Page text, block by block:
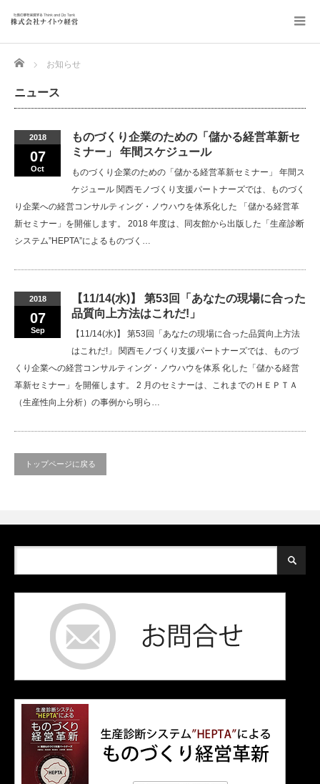
Home お知らせ
ニュース
2018
07
Oct
ものづくり企業のための「儲かる経営革新セ
ミナー」 年間スケジュール
ものづくり企業のための「儲かる経営革新セミナー」 年間ス
ケジュール 関西モノづくり支援パートナーズでは、ものづく
り企業への経営コンサルティング・ノウハウを体系化した 「儲かる経営革
新セミナー」を開催します。 2018 年度は、同友館から出版した「生産診断
システム”HEPTA”によるものづく…
2018
07
Sep
【11/14(水)】 第53回「あなたの現場に合った
品質向上方法はこれだ!」
【11/14(水)】 第53回「あなたの現場に合った品質向上方法
はこれだ!」 関西モノづくり支援パートナーズでは、ものづ
くり企業への経営コンサルティング・ノウハウを体系 化した「儲かる経営
革新セミナー」を開催します。 2 月のセミナーは、これまでのＨＥＰＴＡ
（生産性向上分析）の事例から明ら…
トップページに戻る